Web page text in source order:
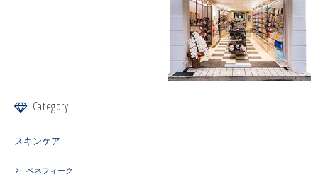
Category
スキンケア
ベネフィーク